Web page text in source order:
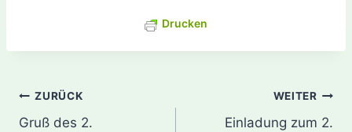
Drucken
Beitragsnavigation
ZURÜCK
Gruß des 2.
WEITER
Einladung zum 2.